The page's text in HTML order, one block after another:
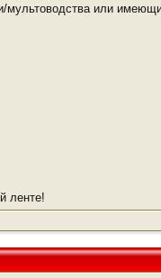
мультоводства или
ленте!